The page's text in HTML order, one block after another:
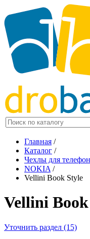
Главная /
Каталог /
Чехлы для
NOKIA /
Vellini Book Style
Vellini
Уточнить раздел (15)